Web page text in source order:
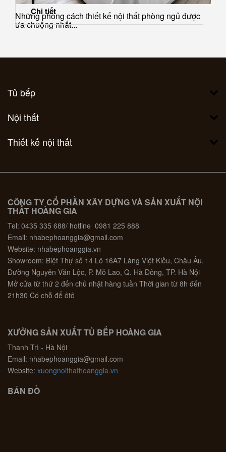
Những phong cách thiết kế nội thất phòng ngủ được
ưa chuộng nhất...
Chi tiết
Tủ bếp
Nội thất
Thiết kế nội thất
CÔNG TY CỔ PHẦN XÂY DỰNG VÀ SẢN XUẤT NỘI
THẤT HOÀNG GIA
Tel: 0435 335 688/ hotline 0981 225 888
Email: nhabephoanggia@gmail.com
Website: nhabephoanggia.vn
Showroom: Biệt Thự số 14 Lô 16A7 Làng Việt Kiều, Châu Âu,
Đường Nguyễn Văn Lộc, P. Mỗ Lao, Q. Hà Đông, TP. Hà Nội
Mở cửa từ thứ 2 đến chủ nhật hàng tuần Thời gian từ 8h đến
21h30 Có chỗ để ôtô
XƯỞNG SẢN XUẤT TỦ BẾP HOÀNG GIA
Thanh Trì - Hà Nội
Email: nhabephoanggia@gmail.com
Website: xuongnoithathoanggia.vn
BẢN ĐỒ